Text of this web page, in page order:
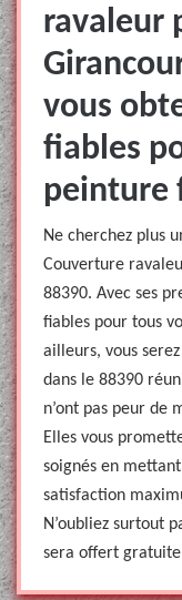
ravaleur
vous
fiables
peinture
Ne cherchez plus
Couverture
88390. Avec ses
fiables pour tous
ailleurs, vous
dans le 88390
n’ont pas peur de
Elles vous
soignés en
satisfaction
N’oubliez surtout
sera offert